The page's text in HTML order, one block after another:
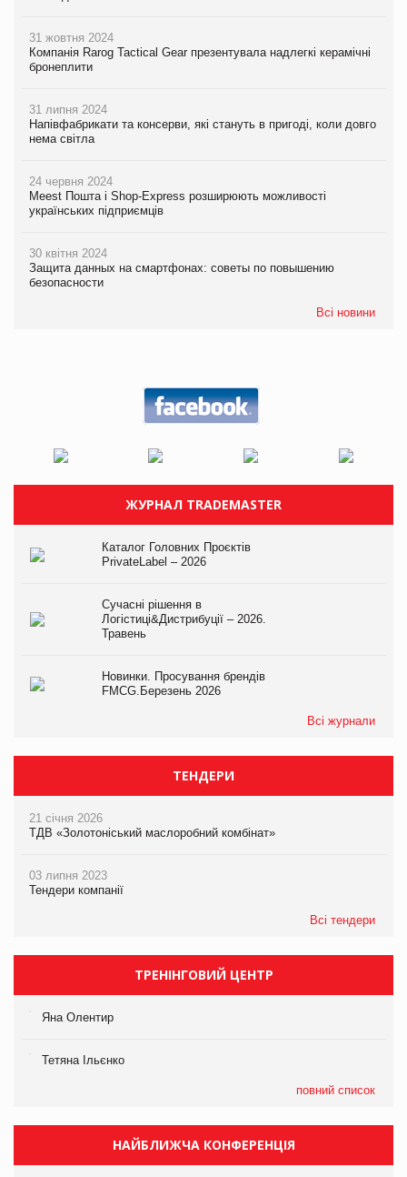
31 жовтня 2024
Компанія Rarog Tactical Gear презентувала надлегкі керамічні
бронеплити
31 липня 2024
Напівфабрикати та консерви, які стануть в пригоді, коли довго
нема світла
24 червня 2024
Meest Пошта і Shop-Express розширюють можливості
українських підприємців
30 квітня 2024
Защита данных на смартфонах: советы по повышению
безопасности
Всі новини
ЖУРНАЛ TRADEMASTER
Каталог Головних Проєктів
PrivateLabel – 2026
Сучасні рішення в
Логістиці&Дистрибуції – 2026.
Травень
Новинки. Просування брендів
FMCG.Березень 2026
Всі журнали
ТЕНДЕРИ
21 січня 2026
ТДВ «Золотоніський маслоробний комбінат»
03 липня 2023
Тендери компанії
Всі тендери
ТРЕНІНГОВИЙ ЦЕНТР
Яна Олентир
Тетяна Ільєнко
повний список
НАЙБЛИЖЧА КОНФЕРЕНЦІЯ